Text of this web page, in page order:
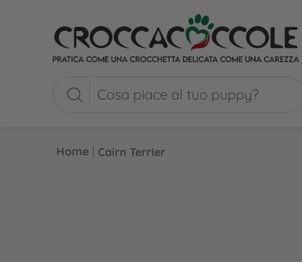
Home | Cairn Terrier